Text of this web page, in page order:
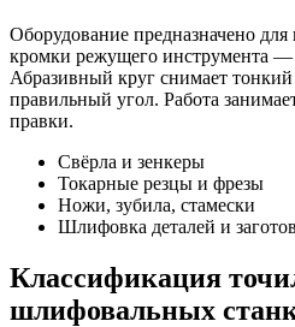
Оборудование предназначено для
кромки режущего инструмента —
Абразивный круг снимает тонкий
правильный угол. Работа
правки.
Свёрла и зенкеры
Токарные резцы и фрезы
Ножи, зубила, стамески
Шлифовка деталей и
Классификация
шлифовальных